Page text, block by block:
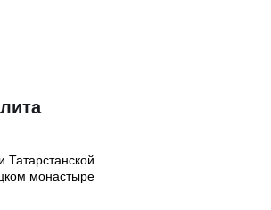
Татарстанской
монастыре